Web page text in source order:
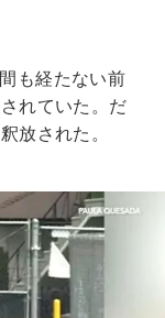
も経たない前
れていた。だ
放された。